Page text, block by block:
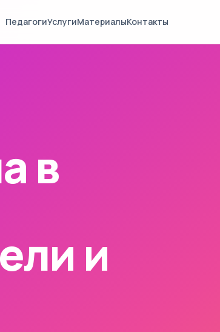
ПедагогиУслугиМатериалыКонтакты
в
и